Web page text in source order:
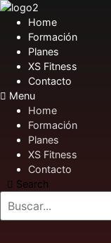
Home
Formación
Planes
XS Fitness
Contacto
Menu
Home
Formación
Planes
XS Fitness
Contacto
Search